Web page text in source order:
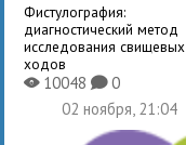
Фистулография:
диагностический метод
исследования свищевых
ходов
X10048K0
02 ноября, 21:04